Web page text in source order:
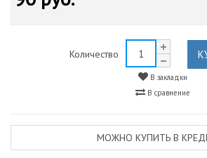
Количество
В закладки
В сравнение
МОЖНО КУПИТЬ В